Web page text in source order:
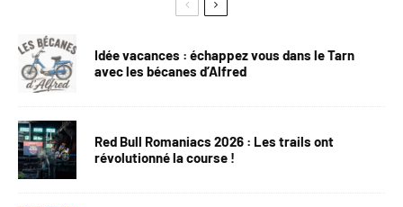
Idée vacances : échappez vous dans le Tarn
avec les bécanes d’Alfred
Red Bull Romaniacs 2026 : Les trails ont
révolutionné la course !